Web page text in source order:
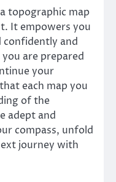
topographic map
It empowers you
and
are prepared
your
each map you
of the
adept and
compass, unfold
journey with